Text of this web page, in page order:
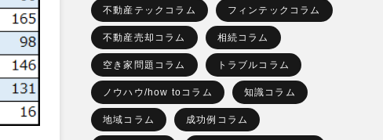
不動産テックコラム フィンテックコラム
不動産売却コラム 相続コラム
空き家問題コラム トラブルコラム
ノウハウ/how toコラム 知識コラム
地域コラム 成功例コラム